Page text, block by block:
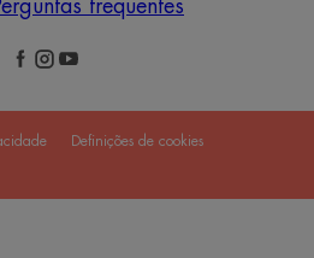
frequentes
Definições de cookies